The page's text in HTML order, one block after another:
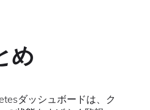
め
ダッシュボードは、ク